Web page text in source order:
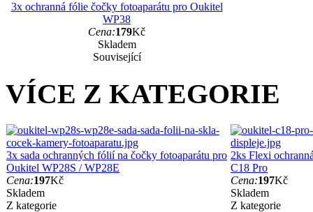
3x ochranná fólie čočky fotoaparátu pro Oukitel
WP38
Cena:179Kč
Skladem
Související
VÍCE Z KATEGORIE
3x sada ochranných fólií na čočky fotoaparátu pro
Oukitel WP28S / WP28E
Cena:197Kč
Skladem
Z kategorie
2ks Flexi
C18 Pro
Cena:197Kč
Skladem
Z kategorie